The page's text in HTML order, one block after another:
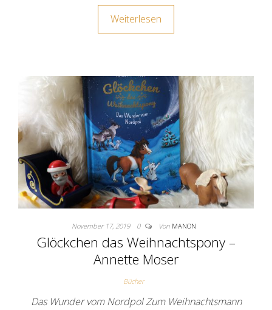
Weiterlesen
November 17, 2019 0 Von MANON
Glöckchen das Weihnachtspony –
Annette Moser
Bücher
Das Wunder vom Nordpol Zum Weihnachtsmann